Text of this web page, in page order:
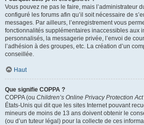
Vous pouvez ne pas le faire, mais l’administrateur
configuré les forums afin qu’il soit nécessaire de
messages. Par ailleurs, l’enregistrement vous
fonctionnalités supplémentaires inaccessibles aux
personnalisés, la messagerie privée, l’envoi de
l’adhésion à des groupes, etc. La création d’un
conseillée.
Haut
Que signifie COPPA ?
COPPA (ou Children’s Online Privacy Protection Act
États-Unis qui dit que les sites Internet pouvant
mineurs de moins de 13 ans doivent obtenir le
(ou d’un tuteur légal) pour la collecte de ces